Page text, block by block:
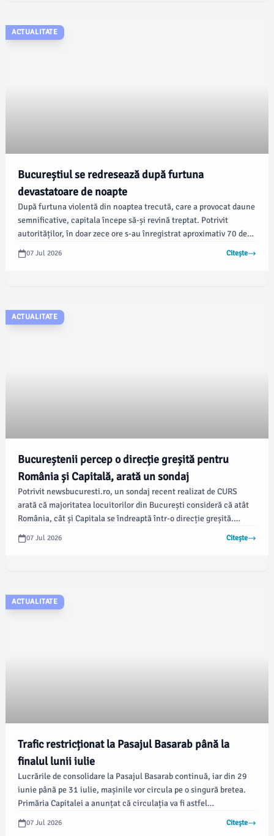
ACTUALITATE
Bucureștiul se redresează după furtuna
devastatoare de noapte
După furtuna violentă din noaptea trecută, care a provocat daune
semnificative, capitala începe să-și revină treptat. Potrivit
autorităților, în doar zece ore s-au înregistrat aproximativ 70 de
litri de apă pe metrul pătrat, o cantitate echivalentă cu
precipitațiile normale pentru o lună întreagă, conform
07 Jul 2026 Citește
ACTUALITATE
Bucureștenii percep o direcție greșită pentru
România și Capitală, arată un sondaj
Potrivit newsbucuresti.ro, un sondaj recent realizat de CURS
arată că majoritatea locuitorilor din București consideră că atât
România, cât și Capitala se îndreaptă într-o direcție greșită.
Conform rezultatelor, 73% dintre respondenți cred că direcția
generală a țării este una nefavorabilă, în timp ce doar 16%
07 Jul 2026 Citește
ACTUALITATE
Trafic restricționat la Pasajul Basarab până la
finalul lunii iulie
Lucrările de consolidare la Pasajul Basarab continuă, iar din 29
iunie până pe 31 iulie, mașinile vor circula pe o singură bretea.
Primăria Capitalei a anunțat că circulația va fi astfel
reglementată în ambele sensuri, dinspre Calea Grozăvești către
Șoseaua Nicolae Titulescu și invers.
07 Jul 2026 Citește